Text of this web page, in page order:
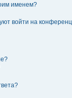
именем?
войти на